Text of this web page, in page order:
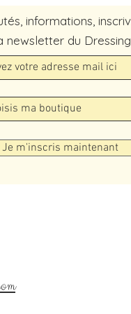
informations,
newsletter du
Je m'inscris maintenant